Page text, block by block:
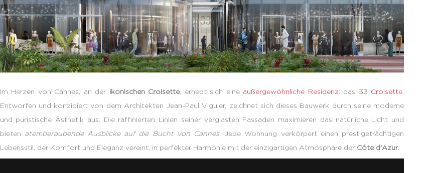
Im Herzen von Cannes, an der ikonischen Croisette , erhebt sich eine außergewöhnliche Residenz: das 33 Croisette
Entworfen und konzipiert von dem Architekten Jean-Paul Viguier, zeichnet sich dieses Bauwerk durch seine moderne
und puristische Ästhetik aus. Die raffinierten Linien seiner verglasten Fassaden maximieren das natürliche Licht und
bieten atemberaubende Ausblicke auf die Bucht von Cannes. Jede Wohnung verkörpert einen prestigeträchtigen
Lebensstil, der Komfort und Eleganz vereint, in perfekter Harmonie mit der einzigartigen Atmosphäre der Côte d'Azur.